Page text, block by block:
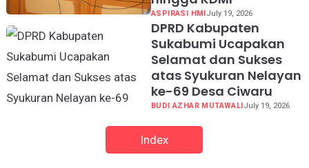
ASPIRASI HMI July 19, 2026
DPRD Kabupaten
Sukabumi Ucapakan
Selamat dan Sukses
atas Syukuran Nelayan
ke-69 Desa Ciwaru
BUDI AZHAR MUTAWALI July 19, 2026
Index